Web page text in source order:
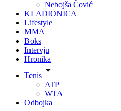
Nebojša Čović
KLADIONICA
Lifestyle
MMA
Boks
Intervju
Hronika
Tenis
ATP
WTA
Odbojka